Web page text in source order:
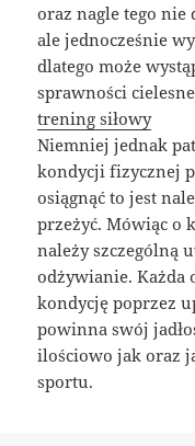
oraz nagle tego
ale jednocześnie
dlatego może
sprawności
trening siłowy
Niemniej jednak
kondycji fizycznej
osiągnąć to jest
przeżyć. Mówiąc o
należy szczególną
odżywianie. Każda
kondycję poprzez
powinna swój
ilościowo jak oraz
sportu.